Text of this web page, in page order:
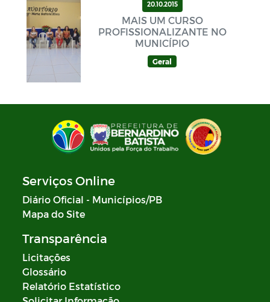
20.10.2015
MAIS UM CURSO
PROFISSIONALIZANTE NO
MUNICÍPIO
Geral
Serviços Online
Diário Oficial - Municípios/PB
Mapa do Site
Transparência
Licitações
Glossário
Relatório Estatístico